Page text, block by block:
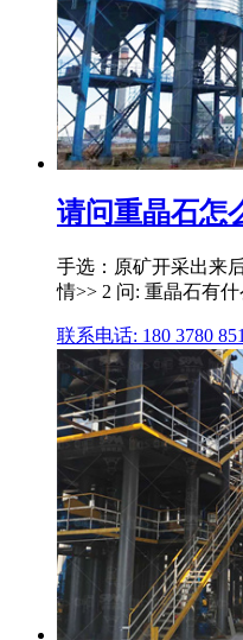
请问重晶石怎
手选：原矿开采出来
情>> 2 问: 重晶石有
联系电话: 180 3780